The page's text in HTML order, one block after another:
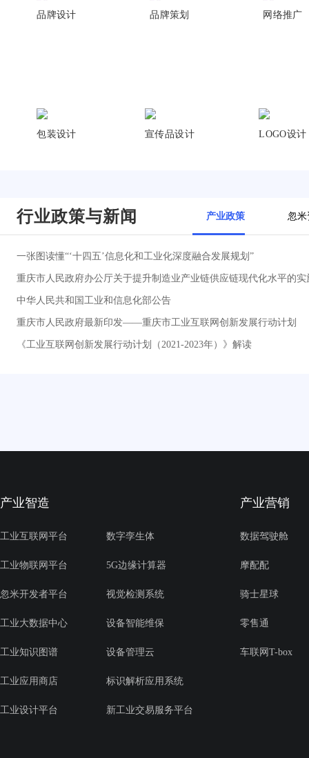
品牌设计 品牌策划 网络推广
包装设计 宣传品设计 LOGO设计
行业政策与新闻 产业政策 忽米
一张图读懂“‘十四五’信息化和工业化深度融合发展规划”
重庆市人民政府办公厅关于提升制造业产业链供应链现代化水平的实
中华人民共和国工业和信息化部公告
重庆市人民政府最新印发——重庆市工业互联网创新发展行动计划
《工业互联网创新发展行动计划（2021-2023年）》解读
产业智造
工业互联网平台 数字孪生体
工业物联网平台 5G边缘计算器
忽米开发者平台 视觉检测系统
工业大数据中心 设备智能维保
工业知识图谱 设备管理云
工业应用商店 标识解析应用系统
工业设计平台 新工业交易服务平台
产业营销
数据驾驶舱
摩配配
骑士星球
零售通
车联网T-box